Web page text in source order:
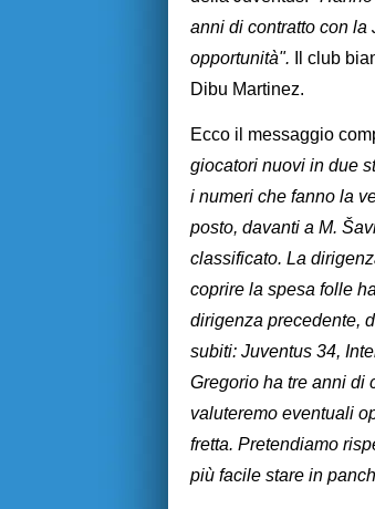
anni di contratto con la
opportunità".
Il club
Dibu Martinez.
Ecco il messaggio
giocatori nuovi in due
i numeri che fanno la
posto, davanti a M.
classificato. La
coprire la spesa folle
dirigenza precedente,
subiti: Juventus 34,
Gregorio ha tre anni di
valuteremo eventuali
fretta. Pretendiamo
più facile stare in